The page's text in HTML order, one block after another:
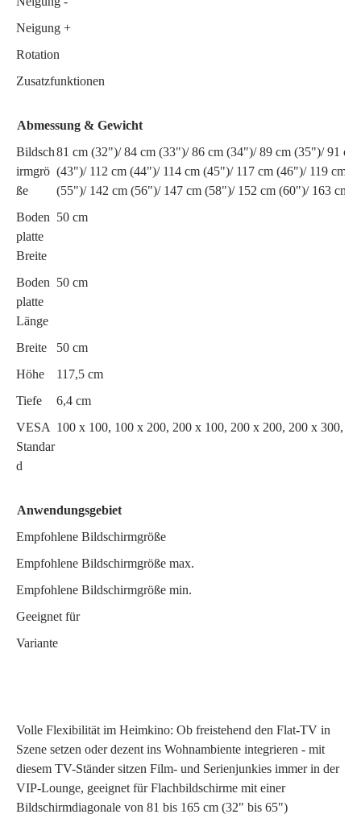
Neigung +
Rotation
Zusatzfunktionen
Abmessung & Gewicht
Bildsch
irmgrö
ße
81 cm (32")/ 84 cm (33")/ 86 cm (34")/ 89 cm (35")/ 91
(43")/ 112 cm (44")/ 114 cm (45")/ 117 cm (46")/ 119 cm
(55")/ 142 cm (56")/ 147 cm (58")/ 152 cm (60")/ 163 cm
Boden
platte
Breite
50 cm
Boden
platte
Länge
50 cm
Breite
50 cm
Höhe
117,5 cm
Tiefe
6,4 cm
VESA
Standar
d
100 x 100, 100 x 200, 200 x 100, 200 x 200, 200 x 300,
Anwendungsgebiet
Empfohlene Bildschirmgröße
Empfohlene Bildschirmgröße max.
Empfohlene Bildschirmgröße min.
Geeignet für
Variante
Volle Flexibilität im Heimkino: Ob freistehend den Flat-TV in
Szene setzen oder dezent ins Wohnambiente integrieren - mit
diesem TV-Ständer sitzen Film- und Serienjunkies immer in der
VIP-Lounge, geeignet für Flachbildschirme mit einer
Bildschirmdiagonale von 81 bis 165 cm (32" bis 65")